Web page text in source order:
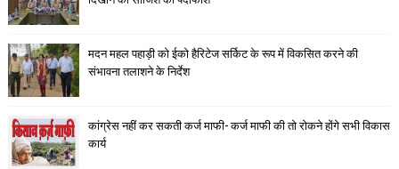
मदन महल पहाड़ी को ईको हैरिटेज सर्किट के रूप में विकसित करने की
संभावना तलाशने के निर्देश
कांग्रेस नहीं कर सकती कर्ज माफी- कर्ज माफी की तो रोकने होंगे सभी विकास
कार्य